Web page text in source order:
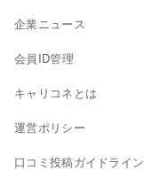
企業ニュース
会員ID管理
キャリコネとは
運営ポリシー
口コミ投稿ガイドライン